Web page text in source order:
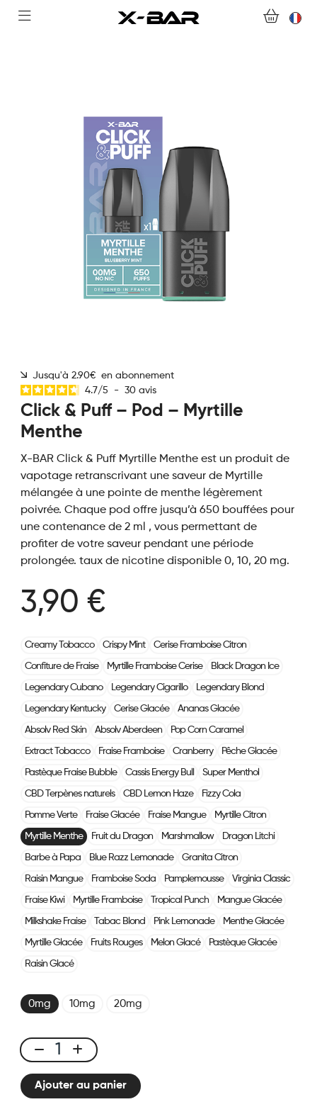
FOIRE AUX QUESTIONS
DEVENIR REVENDEUR
MON COMPTE
Jusqu'à 2.90€ en abonnement
4.7/5 - 30 avis
Click & Puff – Pod – Myrtille
Menthe
X-BAR Click & Puff Myrtille Menthe est un produit de
vapotage retranscrivant une saveur de Myrtille
mélangée à une pointe de menthe légèrement
poivrée. Chaque pod offre jusqu’à 650 bouffées pour
une contenance de 2 ml , vous permettant de
profiter de votre saveur pendant une période
prolongée. taux de nicotine disponible 0, 10, 20 mg.
3,90 €
Creamy Tobacco Crispy Mint Cerise Framboise Citron
Confiture de Fraise Myrtille Framboise Cerise Black Dragon Ice
Legendary Cubano Legendary Cigarillo Legendary Blond
Legendary Kentucky Cerise Glacée Ananas Glacée
Absolv Red Skin Absolv Aberdeen Pop Corn Caramel
Extract Tobacco Fraise Framboise Cranberry Pêche Glacée
Pastèque Fraise Bubble Cassis Energy Bull Super Menthol
CBD Terpènes naturels CBD Lemon Haze Fizzy Cola
Pomme Verte Fraise Glacée Fraise Mangue Myrtille Citron
Myrtille Menthe Fruit du Dragon Marshmallow Dragon Litchi
Barbe à Papa Blue Razz Lemonade Granita Citron
Raisin Mangue Framboise Soda Pamplemousse Virginia Classic
Fraise Kiwi Myrtille Framboise Tropical Punch Mangue Glacée
Milkshake Fraise Tabac Blond Pink Lemonade Menthe Glacée
Myrtille Glacée Fruits Rouges Melon Glacé Pastèque Glacée
Raisin Glacé
0mg 10mg 20mg
Click
&
PuffAjouter au panier